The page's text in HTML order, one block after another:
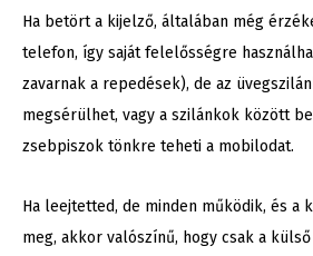
Ha betört a kijelző, általában még
telefon, így saját felelősségre
zavarnak a repedések), de az
megsérülhet, vagy a szilánkok között
zsebpiszok tönkre teheti a mobilodat.
Ha leejtetted, de minden működik, és a
meg, akkor valószínű, hogy csak a